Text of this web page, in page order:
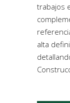
trabajos
alta